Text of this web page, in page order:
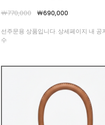
￦770,000 ￦690,000
선주문용 상품입니다. 상세페이지 내 공
수